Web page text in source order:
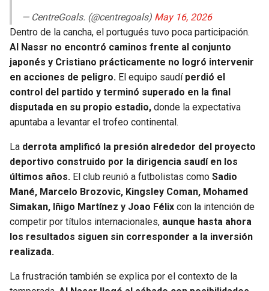
— CentreGoals. (@centregoals) May 16, 2026
Dentro de la cancha, el portugués tuvo poca participación.
Al Nassr no encontró caminos frente al conjunto
japonés y Cristiano prácticamente no logró intervenir
en acciones de peligro. El equipo saudí perdió el
control del partido y terminó superado en la final
disputada en su propio estadio, donde la expectativa
apuntaba a levantar el trofeo continental.
La derrota amplificó la presión alrededor del proyecto
deportivo construido por la dirigencia saudí en los
últimos años. El club reunió a futbolistas como Sadio
Mané, Marcelo Brozovic, Kingsley Coman, Mohamed
Simakan, Iñigo Martínez y Joao Félix con la intención de
competir por títulos internacionales, aunque hasta ahora
los resultados siguen sin corresponder a la inversión
realizada.
La frustración también se explica por el contexto de la